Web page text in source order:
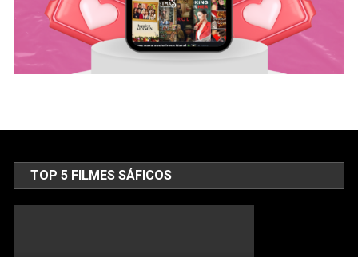
TOP 5 FILMES SÁFICOS